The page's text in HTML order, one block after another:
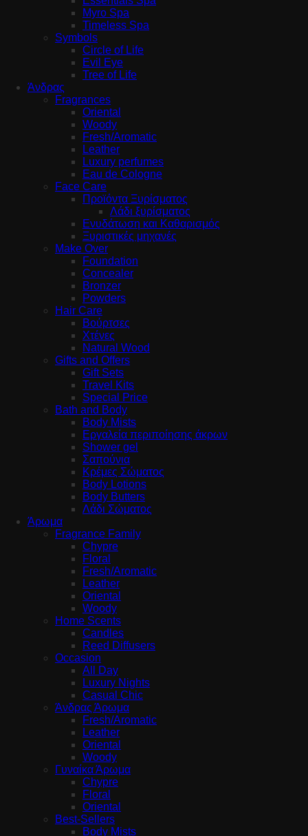
Myro Spa
Timeless Spa
Symbols
Circle of Life
Evil Eye
Tree of Life
Άνδρας
Fragrances
Oriental
Woody
Fresh/Aromatic
Leather
Luxury perfumes
Eau de Cologne
Face Care
Προϊόντα Ξυρίσματος
Λάδι ξυρίσματος
Ενυδάτωση και Καθαρισμός
Ξυριστικές μηχανές
Make Over
Foundation
Concealer
Bronzer
Powders
Hair Care
Βούρτσες
Χτένες
Natural Wood
Gifts and Offers
Gift Sets
Travel Kits
Special Price
Bath and Body
Body Mists
Εργαλεία περιποίησης άκρων
Shower gel
Σαπούνια
Κρέμες Σώματος
Body Lotions
Body Butters
Λάδι Σώματος
Άρωμα
Fragrance Family
Chypre
Floral
Fresh/Aromatic
Leather
Oriental
Woody
Home Scents
Candles
Reed Diffusers
Occasion
All Day
Luxury Nights
Casual Chic
Άνδρας Άρωμα
Fresh/Aromatic
Leather
Oriental
Woody
Γυναίκα Άρωμα
Chypre
Floral
Oriental
Best-Sellers
Body Mists